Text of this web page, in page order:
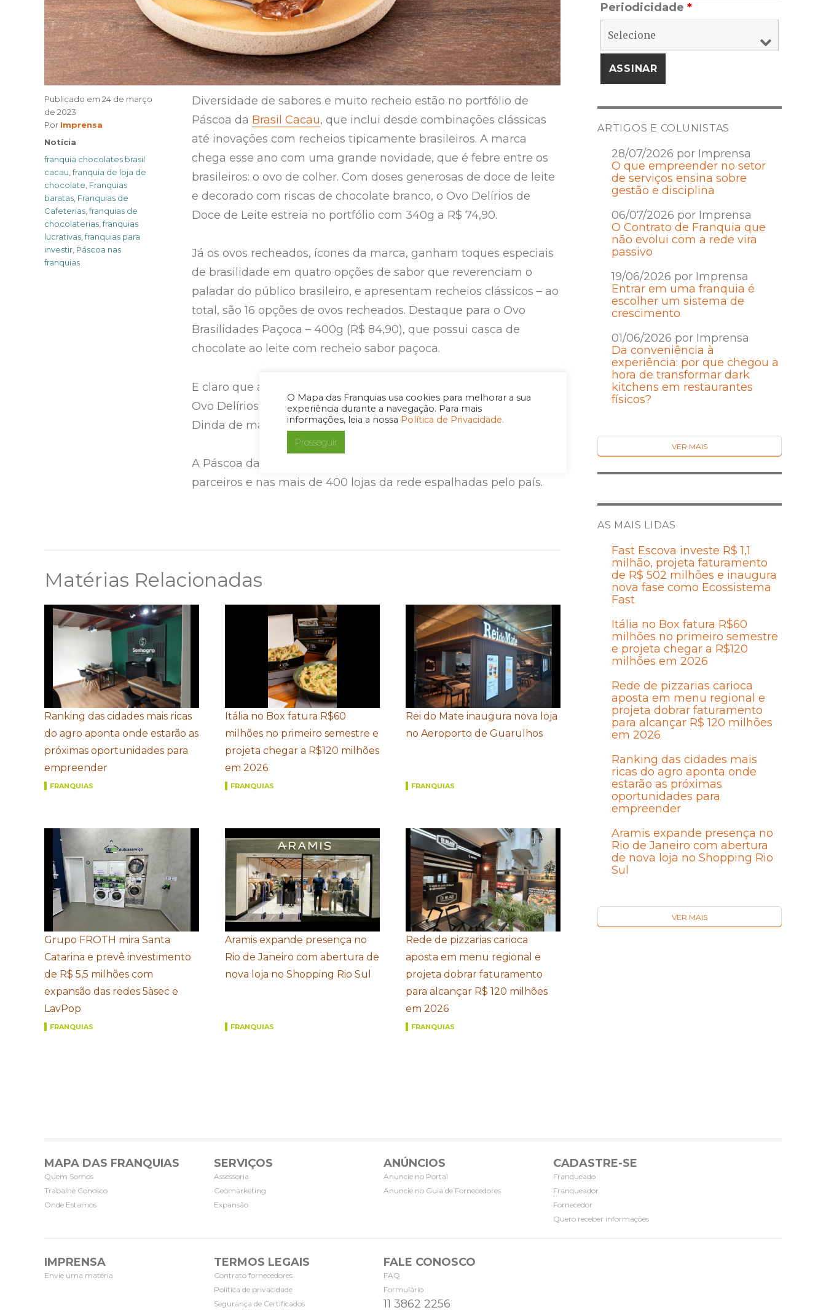
O Mapa das Franquias usa cookies para melhorar a sua
experiência durante a navegação. Para mais
informações, leia a nossa Política de Privacidade.
Prosseguir
Diversidade de sabores e muito recheio estão no portfólio de
Páscoa da Brasil Cacau, que inclui desde combinações clássicas
até inovações com recheios tipicamente brasileiros. A marca
chega esse ano com uma grande novidade, que é febre entre os
brasileiros: o ovo de colher. Com doses generosas de doce de leite
e decorado com riscas de chocolate branco, o Ovo Delírios de
Doce de Leite estreia no portfólio com 340g a R$ 74,90.
Já os ovos recheados, ícones da marca, ganham toques especiais
de brasilidade em quatro opções de sabor que reverenciam o
paladar do público brasileiro, e apresentam recheios clássicos – ao
total, são 16 opções de ovos recheados. Destaque para o Ovo
Brasilidades Paçoca – 400g (R$ 84,90), que possui casca de
chocolate ao leite com recheio sabor paçoca.
E claro que a Brasil Cacau não poderia deixar de fora o seu icônico
Ovo Delírios de Dinda, ovo de chocolate ao leite com recheio
Dinda de marshmallow, que chega em 600g por R$ 99,90.
A Páscoa da Brasil Cacau já está disponível no site, nos apps
parceiros e nas mais de 400 lojas da rede espalhadas pelo país.
Publicado em 24 de março
de 2023
Por Author
Imprensa
Categories
Notícia
Tags
franquia chocolates brasil
cacau ,franquia de loja de
chocolate Franquias
baratas Franquias de
Cafeterias ,franquias de
chocolaterias ,franquias
lucrativas ,franquias para
investir Páscoa nas
franquias
Matérias Relacionadas
Ranking das cidades mais ricas
do agro aponta onde estarão as
próximas oportunidades para
empreender
FRANQUIAS
Itália no Box fatura R$60
milhões no primeiro semestre e
projeta chegar a R$120 milhões
em 2026
FRANQUIAS
Rei do Mate inaugura nova loja
no Aeroporto de Guarulhos
FRANQUIAS
Grupo FROTH mira Santa
Catarina e prevê investimento
de R$ 5,5 milhões com
expansão das redes 5àsec e
LavPop
FRANQUIAS
Aramis expande presença no
Rio de Janeiro com abertura de
nova loja no Shopping Rio Sul
FRANQUIAS
Rede de pizzarias carioca
aposta em menu regional e
projeta dobrar faturamento
para alcançar R$ 120 milhões
em 2026
FRANQUIAS
Periodicidade *
ARTIGOS E COLUNISTAS
28/07/2026 por Imprensa
O que empreender no setor
de serviços ensina sobre
gestão e disciplina
06/07/2026 por Imprensa
O Contrato de Franquia que
não evolui com a rede vira
passivo
19/06/2026 por Imprensa
Entrar em uma franquia é
escolher um sistema de
crescimento
01/06/2026 por Imprensa
Da conveniência à
experiência: por que chegou a
hora de transformar dark
kitchens em restaurantes
físicos?
VER MAIS
AS MAIS LIDAS
Fast Escova investe R$ 1,1
milhão, projeta faturamento
de R$ 502 milhões e inaugura
nova fase como Ecossistema
Fast
Itália no Box fatura R$60
milhões no primeiro semestre
e projeta chegar a R$120
milhões em 2026
Rede de pizzarias carioca
aposta em menu regional e
projeta dobrar faturamento
para alcançar R$ 120 milhões
em 2026
Ranking das cidades mais
ricas do agro aponta onde
estarão as próximas
oportunidades para
empreender
Aramis expande presença no
Rio de Janeiro com abertura
de nova loja no Shopping Rio
Sul
VER MAIS
MAPA DAS FRANQUIAS
Quem Somos
Trabalhe Conosco
Onde Estamos
SERVIÇOS
Assessoria
Geomarketing
Expansão
ANÚNCIOS
Anuncie no Portal
Anuncie no Guia de Fornecedores
CADASTRE-SE
Franqueado
Franqueador
Fornecedor
Quero receber informações
IMPRENSA
Envie uma matéria
TERMOS LEGAIS
Contrato fornecedores
Política de privacidade
Segurança de Certificados
FALE CONOSCO
FAQ
Formulário
11 3862 2256